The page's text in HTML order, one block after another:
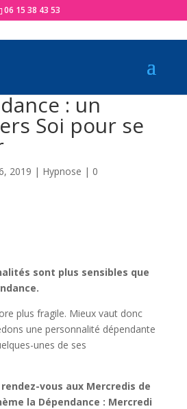
06 15 38 43 53
: un
Soi pour se
2019 | Hypnose | 0
sont plus sensibles que
plus fragile. Mieux vaut donc
une personnalité dépendante
unes de ses
vous aux Mercredis de
la Dépendance : Mercredi